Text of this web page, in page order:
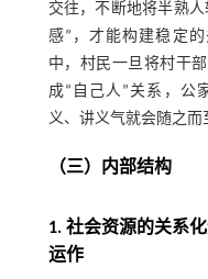
交往，不断地将半熟
感”，才能构建稳定
中，村民一旦将村干
成“自己人”关系，公
义、讲义气就会随之而
（三）内部结构
1. 社会资源的关系
运作